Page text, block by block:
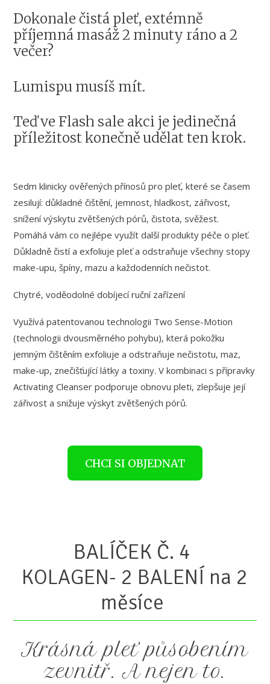
Dokonale čistá pleť, extémně
příjemná masáž 2 minuty ráno a 2
večer?
Lumispu musíš mít.
Teď ve Flash sale akci je jedinečná
příležitost konečně udělat ten krok.
Sedm klinicky ověřených přínosů pro pleť, které se časem
zesilují: důkladné čištění, jemnost, hladkost, zářivost,
snížení výskytu zvětšených pórů, čistota, svěžest.
Pomáhá vám co nejlépe využít další produkty péče o pleť.
Důkladně čistí a exfoliuje pleť a odstraňuje všechny stopy
make-upu, špíny, mazu a každodenních nečistot.
Chytré, voděodolné dobíjecí ruční zařízení
Využívá patentovanou technologii Two Sense-Motion
(technologii dvousměrného pohybu), která pokožku
jemným čištěním exfoliuje a odstraňuje nečistotu, maz,
make-up, znečišťující látky a toxiny. V kombinaci s přípravky
Activating Cleanser podporuje obnovu pleti, zlepšuje její
zářivost a snižuje výskyt zvětšených pórů.
CHCI SI OBJEDNAT
BALÍČEK Č. 4
KOLAGEN- 2 BALENÍ na 2
měsíce
Krásná pleť působením
zevnitř. A nejen to.